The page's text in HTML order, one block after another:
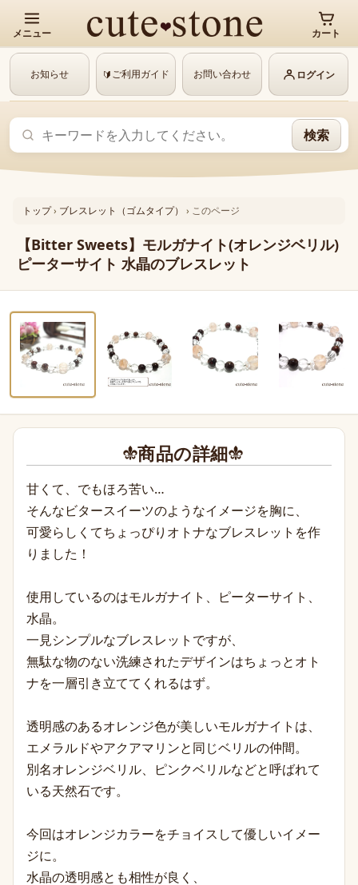
メニュー カート
お知らせ 🔰ご利用ガイド お問い合わせ ログイン
検索
トップ› ブレスレット（ゴムタイプ） › このページ
【Bitter Sweets】モルガナイト(オレンジベリル)
ピーターサイト 水晶のブレスレット
‹
1 / 8
商品の詳細
甘くて、でもほろ苦い…
そんなビタースイーツのようなイメージを胸に、
可愛らしくてちょっぴりオトナなブレスレットを作
りました！
使用しているのはモルガナイト、ピーターサイト、
水晶。
一見シンプルなブレスレットですが、
無駄な物のない洗練されたデザインはちょっとオト
ナを一層引き立ててくれるはず。
透明感のあるオレンジ色が美しいモルガナイトは、
エメラルドやアクアマリンと同じベリルの仲間。
別名オレンジベリル、ピンクベリルなどと呼ばれて
いる天然石です。
今回はオレンジカラーをチョイスして優しいイメー
ジに。
水晶の透明感とも相性が良く、